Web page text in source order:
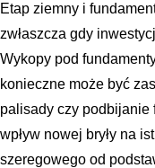
Etap ziemny i
zwłaszcza gdy
Wykopy pod
konieczne może być
palisady czy podbijanie
wpływ nowej bryły na
szeregowego od